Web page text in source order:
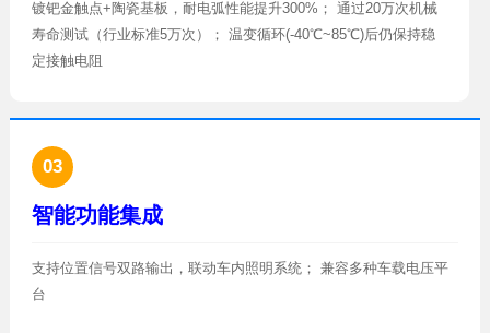
定接触电阻
03
智能功能集成
台